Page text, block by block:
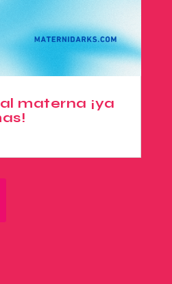
materna ¡ya